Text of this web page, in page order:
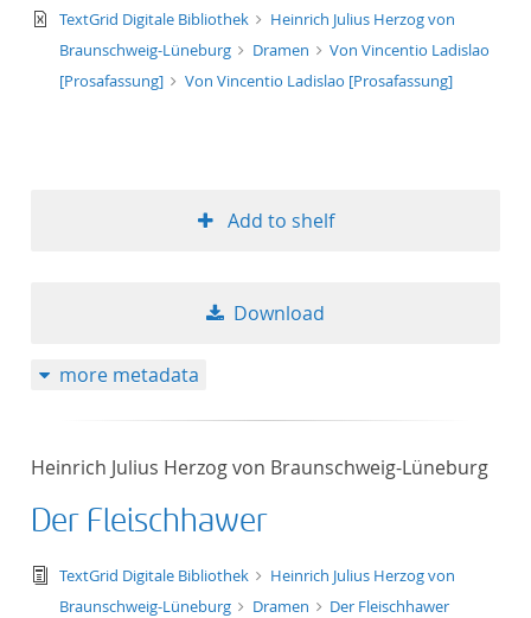
text/xml
TextGrid Digitale Bibliothek
Heinrich Julius Herzog von
Braunschweig-Lüneburg
Dramen
Von Vincentio Ladislao
[Prosafassung]
Von Vincentio Ladislao [Prosafassung]
Add to shelf
Download
more metadata
Heinrich Julius Herzog von Braunschweig-Lüneburg
Der Fleischhawer
text/tg.edition+tg.aggregation+xml
TextGrid Digitale Bibliothek
Heinrich Julius Herzog von
Braunschweig-Lüneburg
Dramen Der Fleischhawer